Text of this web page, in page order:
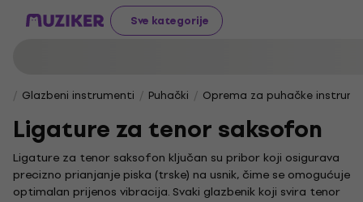
Sve kategorije
Glazbeni instrumenti Puhački Oprema za puhačke
Ligature za tenor saksofon
Ligature za tenor saksofon ključan su pribor koji osigurava
precizno prianjanje piska (trske) na usnik, čime se omogućuje
optimalan prijenos vibracija. Svaki glazbenik koji svira tenor